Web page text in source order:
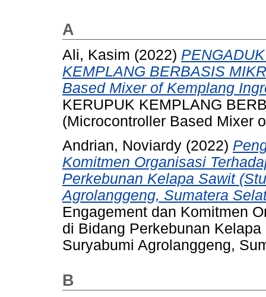
A
Ali, Kasim (2022)
KEMPLANG BERBASIS
Based Mixer of Kemplang
KERUPUK KEMPLANG
(Microcontroller Based Mixer
Andrian, Noviardy (2022)
Komitmen Organisasi
Perkebunan Kelapa Sawit
Agrolanggeng, Sumatera
Engagement dan Komitmen
di Bidang Perkebunan
Suryabumi Agrolanggeng,
B